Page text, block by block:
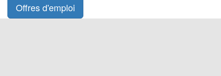
Offres d'emploi